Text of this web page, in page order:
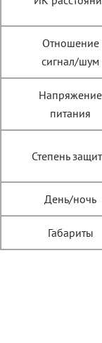
Отношение
сигнал/шум
Напряжение
питания
Степень
День/ночь
Габариты